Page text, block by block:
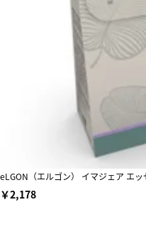
eLGON（エルゴン） イマジェア エ
￥2,178